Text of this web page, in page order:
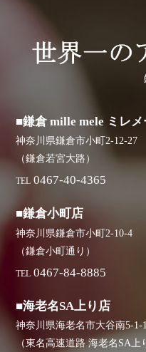
■鎌倉 mille mele ミレ
神奈川県鎌倉市小町2-12-27
（鎌倉若宮大路）
TEL 0467-40-4365
■鎌倉小町店
神奈川県鎌倉市小町2-10-4
（鎌倉小町通り）
TEL 0467-84-8885
■海老名SA上り店
神奈川県海老名市大谷南5-1-
（東名高速道路 海老名SA上